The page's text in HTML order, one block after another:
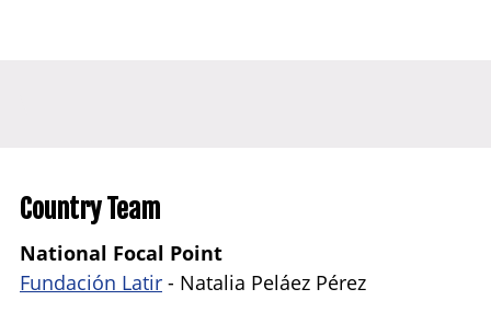
Country Team
National Focal Point
Fundación Latir - Natalia Peláez Pérez